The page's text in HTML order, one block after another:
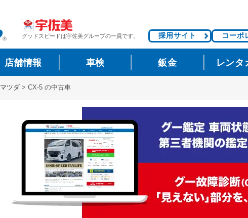
グッドスピードは宇佐美グループの一員です。 採用サイト コーポ
店舗情報 車検 鈑金 レンタ
マツダ > CX-5 の中古車